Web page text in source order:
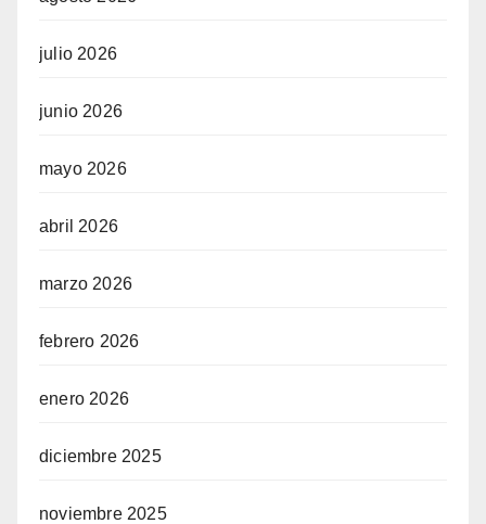
julio 2026
junio 2026
mayo 2026
abril 2026
marzo 2026
febrero 2026
enero 2026
diciembre 2025
noviembre 2025